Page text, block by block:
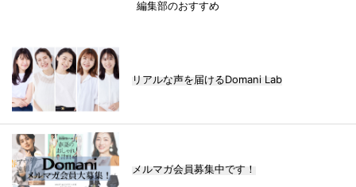
編集部のおすすめ
リアルな声を届けるDomani Lab
メルマガ会員募集中です！